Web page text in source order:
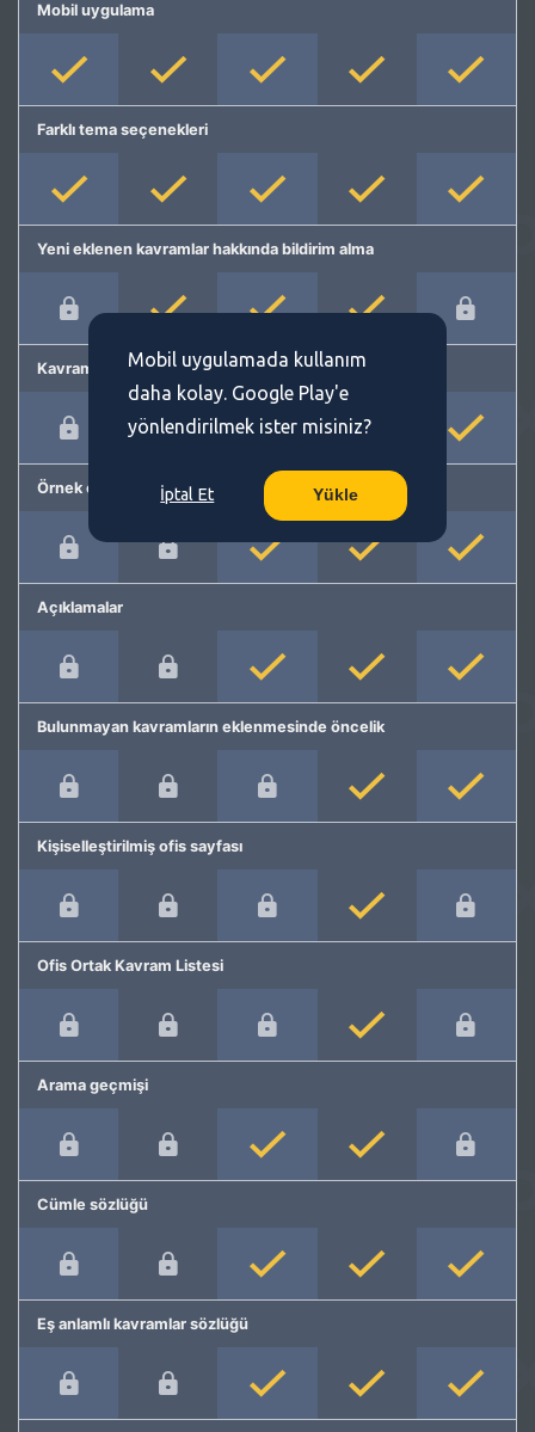
Mobil uygulama
Farklı tema seçenekleri
Yeni eklenen kavramlar hakkında bildirim alma
Kavram önerme
Örnek cümleler
Açıklamalar
Bulunmayan kavramların eklenmesinde öncelik
Kişiselleştirilmiş ofis sayfası
Ofis Ortak Kavram Listesi
Arama geçmişi
Cümle sözlüğü
Eş anlamlı kavramlar sözlüğü
Mobil uygulamada kullanım
daha kolay. Google Play'e
yönlendirilmek ister misiniz?
İptal Et Yükle